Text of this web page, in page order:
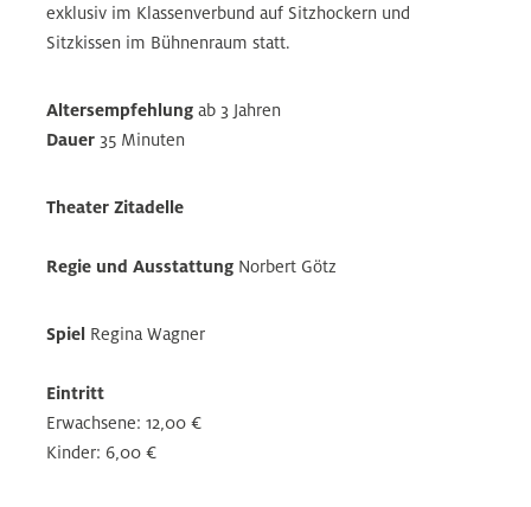
exklusiv im Klassenverbund auf Sitzhockern und
Sitzkissen im Bühnenraum statt.
Altersempfehlungab 3 Jahren
Dauer 35 Minuten
Theater Zitadelle
Regie und Ausstattung Norbert Götz
Spiel Regina Wagner
Eintritt
Erwachsene: 12,00 €
Kinder: 6,00 €